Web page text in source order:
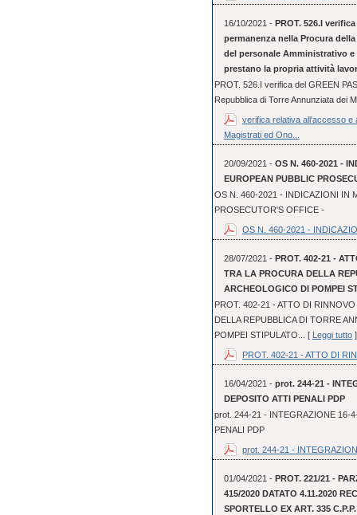
16/10/2021 - PROT. 526.I
permanenza nella Procura
del personale Amministrativo
prestano la propria attività
PROT. 526.I verifica del GREEN
Repubblica di Torre Annunziata dei
verifica relativa all'accesso e
Magistrati ed Ono...
20/09/2021 - OS N. 460-2021 -
EUROPEAN PUBBLIC
OS N. 460-2021 - INDICAZIONI IN
PROSECUTOR'S OFFICE -
OS N. 460-2021 -
28/07/2021 - PROT. 402-21 -
TRA LA PROCURA DELLA
ARCHEOLOGICO DI POMPEI
PROT. 402-21 - ATTO DI
DELLA REPUBBLICA DI TORRE
POMPEI STIPULATO... [ Leggi tutto]
PROT. 402-21 - ATTO DI
16/04/2021 - prot. 244-21 -
DEPOSITO ATTI PENALI PDP
prot. 244-21 - INTEGRAZIONE 16-
PENALI PDP
prot. 244-21 -
01/04/2021 - PROT. 221/21 -
415/2020 DATATO 4.11.2020
SPORTELLO EX ART. 335